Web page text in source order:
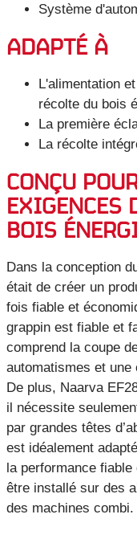
Système
ADAPTÉ À
L'alimentation
récolte du bois
La première
La récolte
CONÇU
EXIGENCES
BOIS
Dans la conception
était de créer un
fois fiable et
grappin est fiable et
comprend la coupe
automatismes et une
De plus, Naarva
il nécessite
par grandes têtes
est idéalement
la performance fiable
être installé sur des
des machines combi.